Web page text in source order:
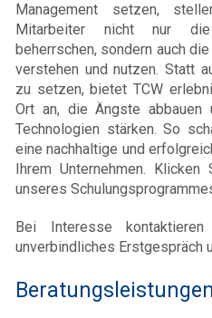
Management setzen,
Mitarbeiter nicht nur die
beherrschen, sondern auch
verstehen und nutzen. Statt
zu setzen, bietet TCW
Ort an, die Ängste abbauen
Technologien stärken. So
eine nachhaltige und
Ihrem Unternehmen.
unseres
Bei Interesse
unverbindliches Erstgespräch
Beratungsleistungen